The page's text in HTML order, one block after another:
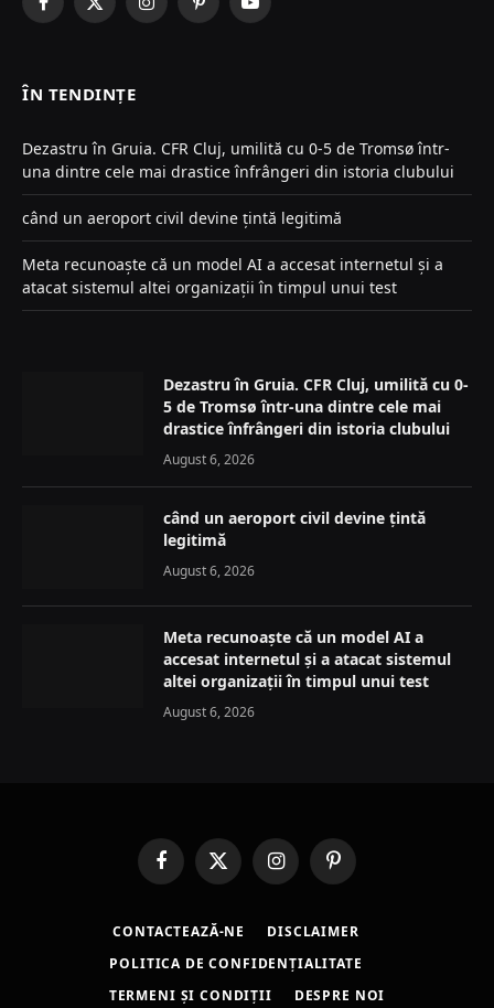
Facebook
X
InstagramPinterestYouTube
ÎN TENDINȚE
Dezastru în Gruia. CFR Cluj, umilită cu 0-5 de Tromsø într-
una dintre cele mai drastice înfrângeri din istoria clubului
când un aeroport civil devine țintă legitimă
Meta recunoaște că un model AI a accesat internetul și a
atacat sistemul altei organizații în timpul unui test
Dezastru în Gruia. CFR Cluj, umilită cu 0-
5 de Tromsø într-una dintre cele mai
drastice înfrângeri din istoria clubului
August 6, 2026
când un aeroport civil devine țintă
legitimă
August 6, 2026
Meta recunoaște că un model AI a
accesat internetul și a atacat sistemul
altei organizații în timpul unui test
August 6, 2026
FacebookX
(Twitter)
InstagramPinterest
CONTACTEAZĂ-NE
DISCLAIMER
POLITICA DE CONFIDENȚIALITATE
TERMENI ȘI CONDIȚII
DESPRE NOI